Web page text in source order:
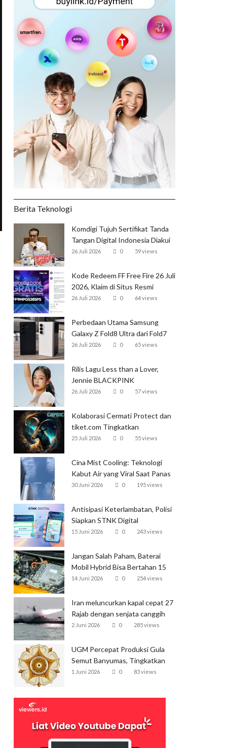
Berita Teknologi
Komdigi Tujuh Sertifikat Tanda
Tangan Digital Indonesia Diakui
Global
26 Juli 2026 0 59 views
Kode Redeem FF Free Fire 26 Juli
2026, Klaim di Situs Resmi
Garena
26 Juli 2026 0 64 views
Perbedaan Utama Samsung
Galaxy Z Fold8 Ultra dari Fold7
26 Juli 2026 0 65 views
Rilis Lagu Less than a Lover,
Jennie BLACKPINK
Mendominasi Tangga Lagu
26 Juli 2026 0 57 views
Kolaborasi Cermati Protect dan
tiket.com Tingkatkan
Perlindungan Perjalanan Kereta
25 Juli 2026 0 55 views
Cina Mist Cooling: Teknologi
Kabut Air yang Viral Saat Panas
Ekstrem
30 Juni 2026 0 195 views
Antisipasi Keterlambatan, Polisi
Siapkan STNK Digital
15 Juni 2026 0 243 views
Jangan Salah Paham, Baterai
Mobil Hybrid Bisa Bertahan 15
Tahun
14 Juni 2026 0 254 views
Iran meluncurkan kapal cepat 27
Rajab dengan senjata canggih
dan kecepatan tinggi
2 Juni 2026 0 285 views
UGM Percepat Produksi Gula
Semut Banyumas, Tingkatkan
Ekspor
1 Juni 2026 0 83 views